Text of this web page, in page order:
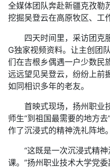
全媒体团队奔赴新疆克孜勒
挖掘吴登云在高原牧区、工
四天时间里，采访团克
G独家视频资料。让主创团
们在吉根乡偶遇一户少数民
远远望见吴登云，纷纷上前
如同相识多年的老友。
首映式现场，扬州职业
师生“到祖国最需要的地方
作了沉浸式的精神洗礼阵地。
“这既是一次沉浸式精神
课。”扬州职业技术大学党